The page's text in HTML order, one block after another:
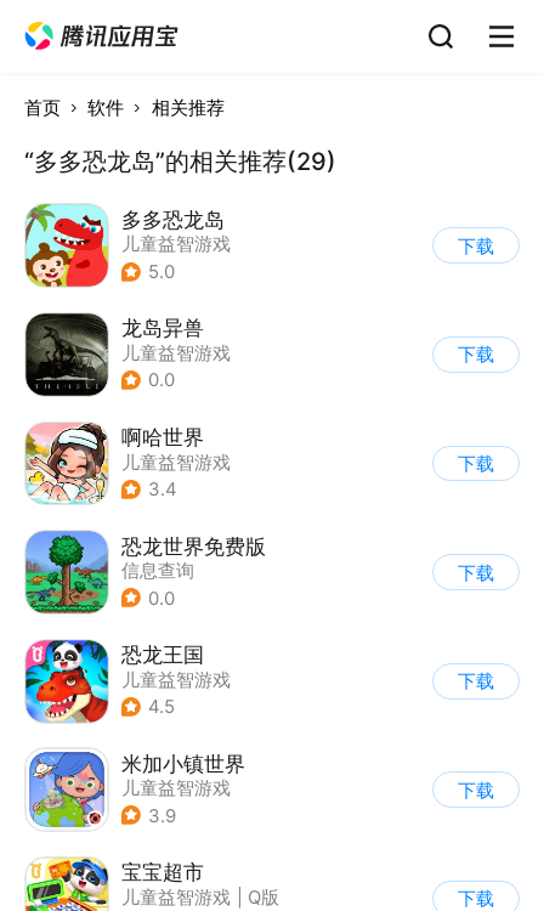
首页 软件 相关推荐
“多多恐龙岛”的相关推荐(29)
多多恐龙岛
儿童益智游戏
5.0
下载
龙岛异兽
儿童益智游戏
0.0
下载
啊哈世界
儿童益智游戏
3.4
下载
恐龙世界免费版
信息查询
0.0
下载
恐龙王国
儿童益智游戏
4.5
下载
米加小镇世界
儿童益智游戏
3.9
下载
宝宝超市
儿童益智游戏
Q版
下载